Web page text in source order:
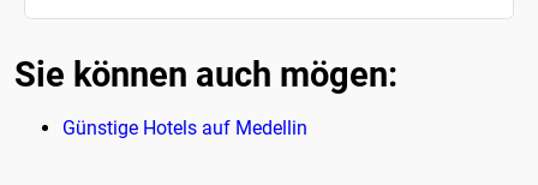
Sie können auch mögen:
Günstige Hotels auf Medellin